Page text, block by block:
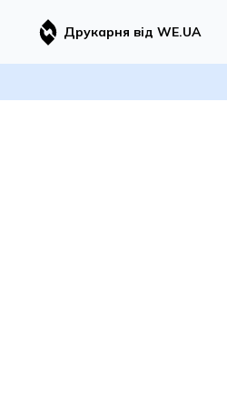
Друкарня від WE.UA